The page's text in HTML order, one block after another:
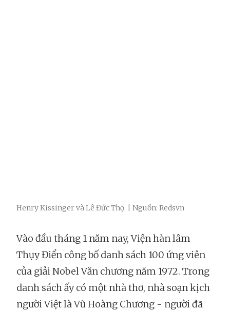
Henry Kissinger và Lê Đức Thọ. | Nguồn: Redsvn
Vào đầu tháng 1 năm nay, Viện hàn lâm
Thụy Điển công bố danh sách 100 ứng viên
của giải Nobel Văn chương năm 1972. Trong
danh sách ấy có một nhà thơ, nhà soạn kịch
người Việt là Vũ Hoàng Chương - người đã